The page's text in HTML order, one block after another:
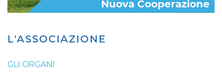
L'ASSOCIAZIONE
GLI ORGANI
Nuova Cooperazione